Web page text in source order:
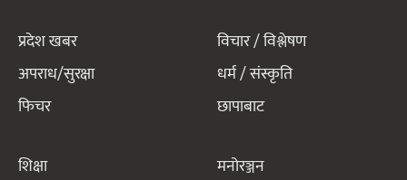
प्रदेश खबर
अपराध/सुरक्षा
फिचर
विचार / विश्लेषण
धर्म / संस्कृति
छापाबाट
शिक्षा मनोरञ्जन